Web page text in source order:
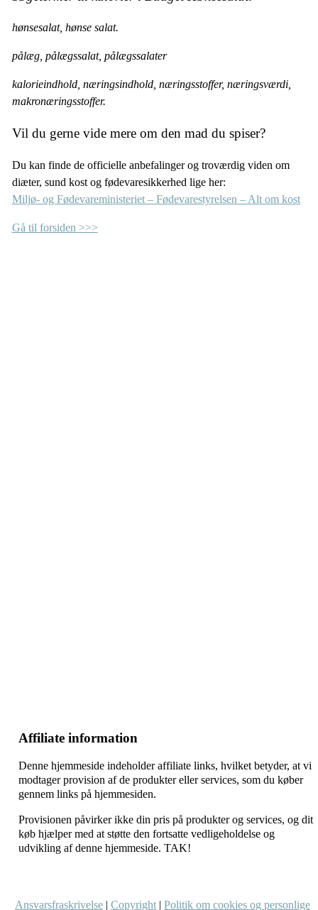
hønsesalat, hønse salat.
pålæg, pålægssalat, pålægssalater
kalorieindhold, næringsindhold, næringsstoffer, næringsværdi,
makronæringsstoffer.
Vil du gerne vide mere om den mad du spiser?
Du kan finde de officielle anbefalinger og troværdig viden om
diæter, sund kost og fødevaresikkerhed lige her:
Miljø- og Fødevareministeriet – Fødevarestyrelsen – Alt om kost
Gå til forsiden >>>
Affiliate information
Denne hjemmeside indeholder affiliate links, hvilket betyder, at vi
modtager provision af de produkter eller services, som du køber
gennem links på hjemmesiden.
Provisionen påvirker ikke din pris på produkter og services, og dit
køb hjælper med at støtte den fortsatte vedligeholdelse og
udvikling af denne hjemmeside. TAK!
Ansvarsfraskrivelse | Copyright | Politik om cookies og personlige